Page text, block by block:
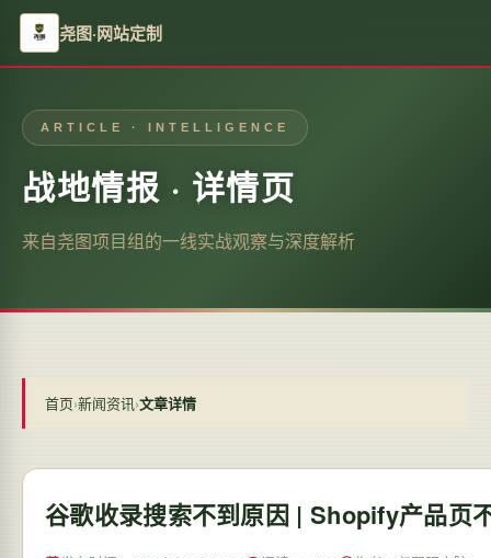
尧图·网站定制
ARTICLE · INTELLIGENCE
战地情报 · 详情页
来自尧图项目组的一线实战观察与深度解析
首页›新闻资讯›文章详情
谷歌收录搜索不到原因 | Shopify产品页